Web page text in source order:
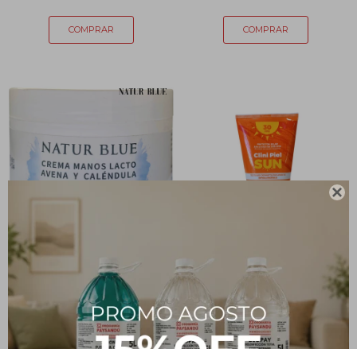

Crema de Manos Lacto
Avena y Caléndula NATUR
BLUE 270 mL
$ 283
Protector Solar Clini Sun
$ 419